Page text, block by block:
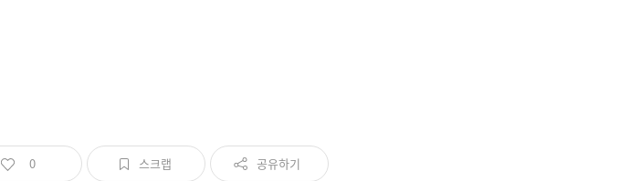
0 스크랩 공유하기